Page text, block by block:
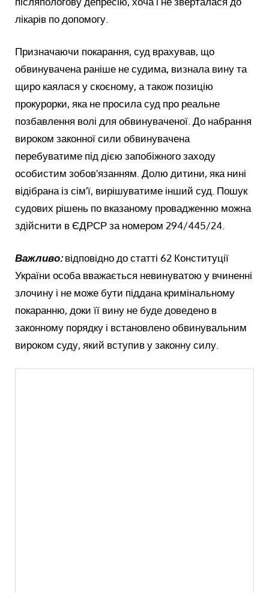
лікарів по допомогу.
Призначаючи покарання, суд врахував, що
обвинувачена раніше не судима, визнала вину та
щиро каялася у скоєному, а також позицію
прокурорки, яка не просила суд про реальне
позбавлення волі для обвинуваченої. До набрання
вироком законної сили обвинувачена
перебуватиме під дією запобіжного заходу
особистим зобов′язанням. Долю дитини, яка нині
відібрана із сім′ї, вирішуватиме інший суд. Пошук
судових рішень по вказаному провадженню можна
здійснити в ЄДРСР за номером 294/445/24.
Важливо:відповідно до статті 62 Конституції
України особа вважається невинуватою у вчиненні
злочину і не може бути піддана кримінальному
покаранню, доки її вину не буде доведено в
законному порядку і встановлено обвинувальним
вироком суду, який вступив у законну силу.